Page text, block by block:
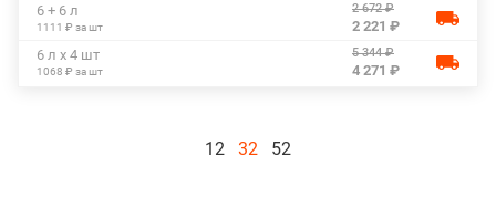
6 + 6 л
1111 ₽ за шт
2 672 ₽
2 221 ₽
6 л х 4 шт
1068 ₽ за шт
5 344 ₽
4 271 ₽
12 32 52